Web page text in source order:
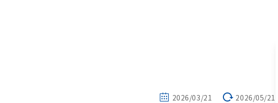
2026/03/21 2026/05/21